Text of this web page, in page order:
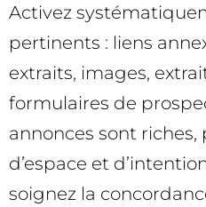
Activez
pertinents : liens
extraits, images,
formulaires de
annonces sont riches,
d’espace et
soignez la